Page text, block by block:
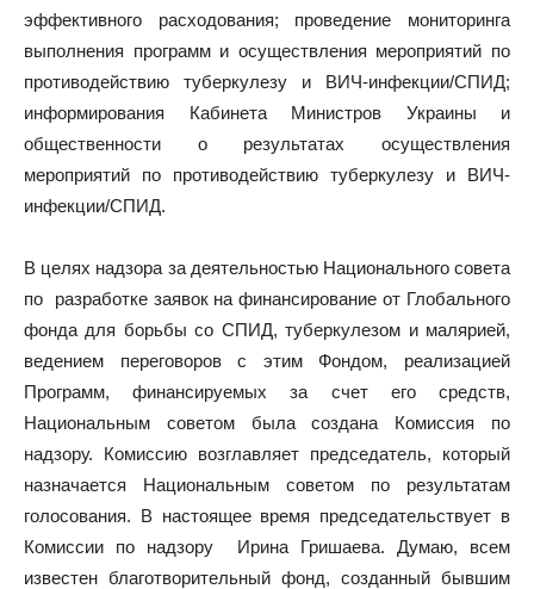
эффективного расходования; проведение мониторинга
выполнения программ и осуществления мероприятий по
противодействию туберкулезу и ВИЧ-инфекции/СПИД;
информирования Кабинета Министров Украины и
общественности о результатах осуществления
мероприятий по противодействию туберкулезу и ВИЧ-
инфекции/СПИД.
В целях надзора за деятельностью Национального совета
по разработке заявок на финансирование от Глобального
фонда для борьбы со СПИД, туберкулезом и малярией,
ведением переговоров с этим Фондом, реализацией
Программ, финансируемых за счет его средств,
Национальным советом была создана Комиссия по
надзору. Комиссию возглавляет председатель, который
назначается Национальным советом по результатам
голосования. В настоящее время председательствует в
Комиссии по надзору Ирина Гришаева. Думаю, всем
известен благотворительный фонд, созданный бывшим